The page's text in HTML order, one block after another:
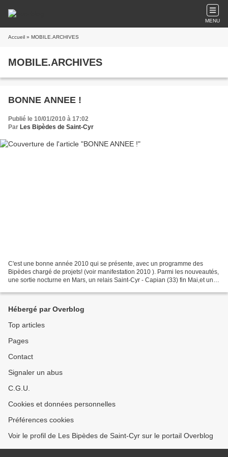
MENU
Accueil » MOBILE.ARCHIVES
MOBILE.ARCHIVES
BONNE ANNEE !
Publié le 10/01/2010 à 17:02
Par Les Bipèdes de Saint-Cyr
C'est une bonne année 2010 qui se présente, avec un programme des
Bipèdes chargé de projets! (voir manifestation 2010 ). Parmi les nouveautés,
une sortie nocturne en Mars, un relais Saint-Cyr - Capian (33) fin Mai,et un
Hébergé par Overblog
Top articles
Pages
Contact
Signaler un abus
C.G.U.
Cookies et données personnelles
Préférences cookies
Voir le profil de Les Bipèdes de Saint-Cyr sur le portail Overblog